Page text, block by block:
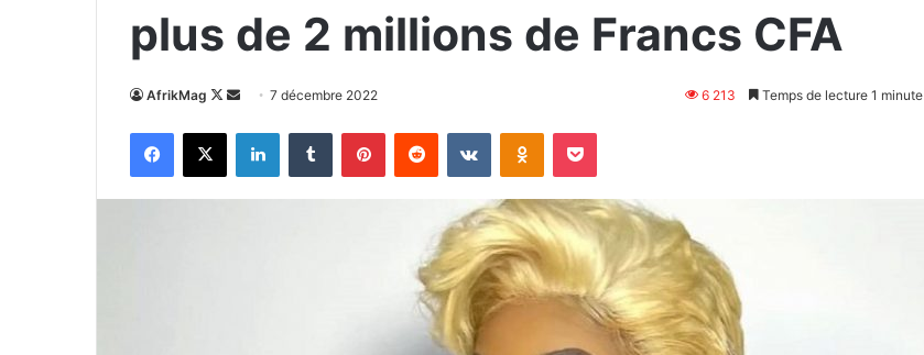
plus de 2 millions de Francs CFA
AfrikMag
Follow
Envoyer
courriel
7 décembre 2022 6 213 Temps de lecture 1 minute
Facebook
X LinkedinTumblr PinterestReddit VKontakteOdnoklassniki
Pocket